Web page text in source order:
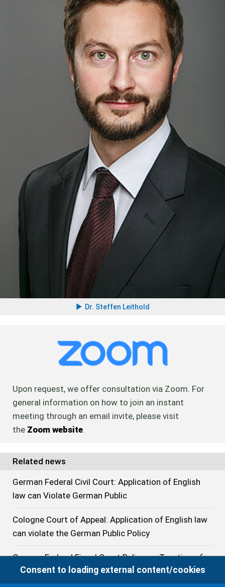
Dr. Steffen Leithold
Upon request, we offer consultation via Zoom. For
general information on how to join an instant
meeting through an email invite, please visit
the Zoom website.
Related news
German Federal Civil Court: Application of English
law can Violate German Public
Cologne Court of Appeal: Application of English law
can violate the German Public Policy
German Federal Fiscal Court Ruling on Taxation of
Distributions from a Foreign Family Foundation and
a Foreign Trust
Consent to loading external content/cookies